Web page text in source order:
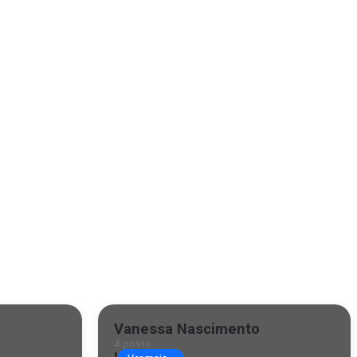
Vanessa Nascimento
4 posts